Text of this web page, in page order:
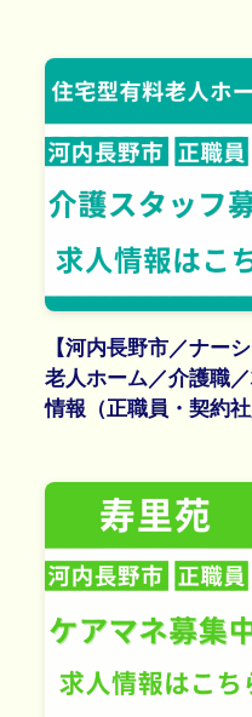
【河内長野市／ナー
老人ホーム／介護職
情報（正職員・契約社